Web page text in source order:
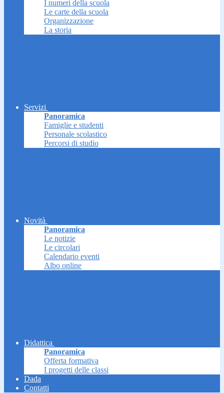
I numeri della scuola
Le carte della scuola
Organizzazione
La storia
Servizi
Panoramica
Famiglie e studenti
Personale scolastico
Percorsi di studio
Novità
Panoramica
Le notizie
Le circolari
Calendario eventi
Albo online
Didattica
Panoramica
Offerta formativa
I progetti delle classi
Dada
Contatti